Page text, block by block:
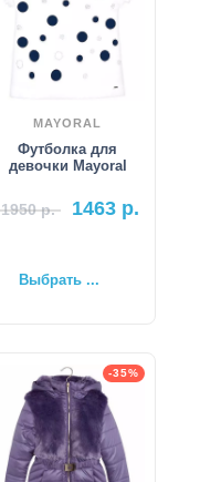
MAYORAL
Футболка для
девочки Mayoral
1950р. 1463 р.
Выбрать ...
-35%